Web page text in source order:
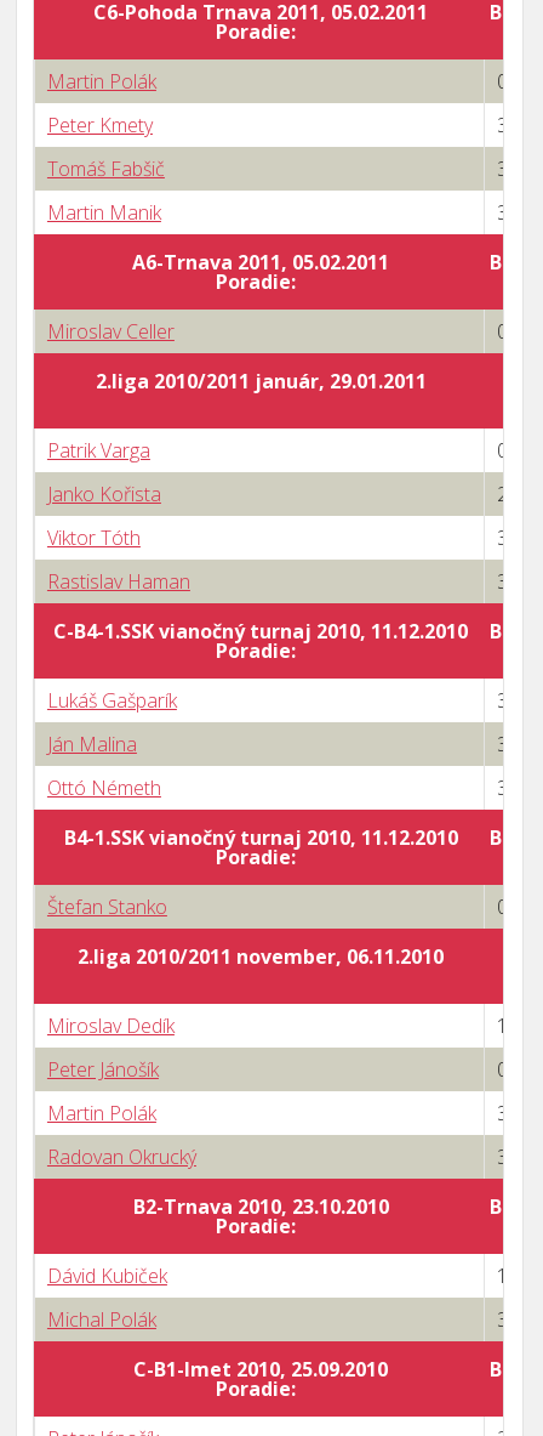
C6-Pohoda Trnava 2011, 05.02.2011
Poradie:
Martin Polák
0 : 3
Peter Kmety
3 : 1
Tomáš Fabšič
3 : 1
Martin Manik
3 : 0
A6-Trnava 2011, 05.02.2011
Poradie:
Miroslav Celler
0 : 3
2.liga 2010/2011 január, 29.01.2011
Patrik Varga
0 : 3
Janko Kořista
2 : 3
Viktor Tóth
3 : 0
Rastislav Haman
3 : 2
C-B4-1.SSK vianočný turnaj 2010, 11.12.2010
Poradie:
Lukáš Gašparík
3 : 2
Ján Malina
3 : 0
Ottó Németh
3 : 0
B4-1.SSK vianočný turnaj 2010, 11.12.2010
Poradie:
Štefan Stanko
0 : 3
2.liga 2010/2011 november, 06.11.2010
Miroslav Dedík
1 : 3
Peter Jánošík
0 : 3
Martin Polák
3 : 2
Radovan Okrucký
3 : 1
B2-Trnava 2010, 23.10.2010
Poradie:
Dávid Kubiček
1 : 3
Michal Polák
3 : 2
C-B1-Imet 2010, 25.09.2010
Poradie: